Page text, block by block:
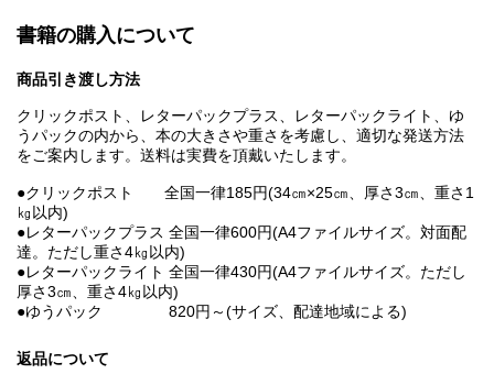
書籍の購入について
商品引き渡し方法
クリックポスト、レターパックプラス、レターパックライト、ゆ
うパックの内から、本の大きさや重さを考慮し、適切な発送方法
をご案内します。送料は実費を頂戴いたします。
●クリックポスト 全国一律185円(34㎝×25㎝、厚さ3㎝、重さ1
㎏以内)
●レターパックプラス 全国一律600円(A4ファイルサイズ。対面配
達。ただし重さ4㎏以内)
●レターパックライト 全国一律430円(A4ファイルサイズ。ただし
厚さ3㎝、重さ4㎏以内)
●ゆうパック 820円～(サイズ、配達地域による)
返品について